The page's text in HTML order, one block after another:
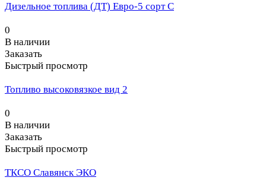
Дизельное топлива (ДТ) Евро-5 сорт С
0
В наличии
Заказать
Быстрый просмотр
Топливо высоковязкое вид 2
0
В наличии
Заказать
Быстрый просмотр
ТКСО Славянск ЭКО